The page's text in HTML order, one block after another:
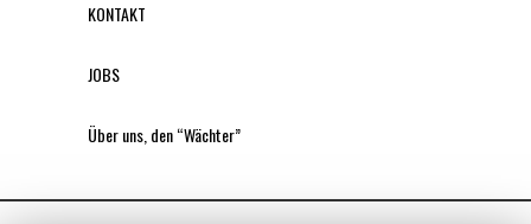
KONTAKT
JOBS
Über uns, den “Wächter”